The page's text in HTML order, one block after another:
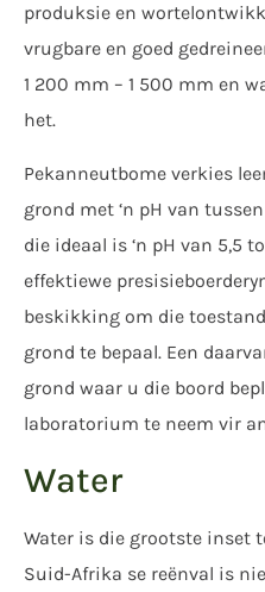
produksie en
vrugbare en goed
1 200 mm – 1 500 mm en
het.
Pekanneutbome verkies
grond met ‘n pH van
die ideaal is ‘n pH van 5,5
effektiewe
beskikking om die
grond te bepaal. Een
grond waar u die boord
laboratorium te neem vir
Water
Water is die grootste inset
Suid-Afrika se reënval is